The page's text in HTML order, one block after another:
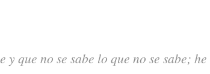
y que no se sabe lo que no se sabe;